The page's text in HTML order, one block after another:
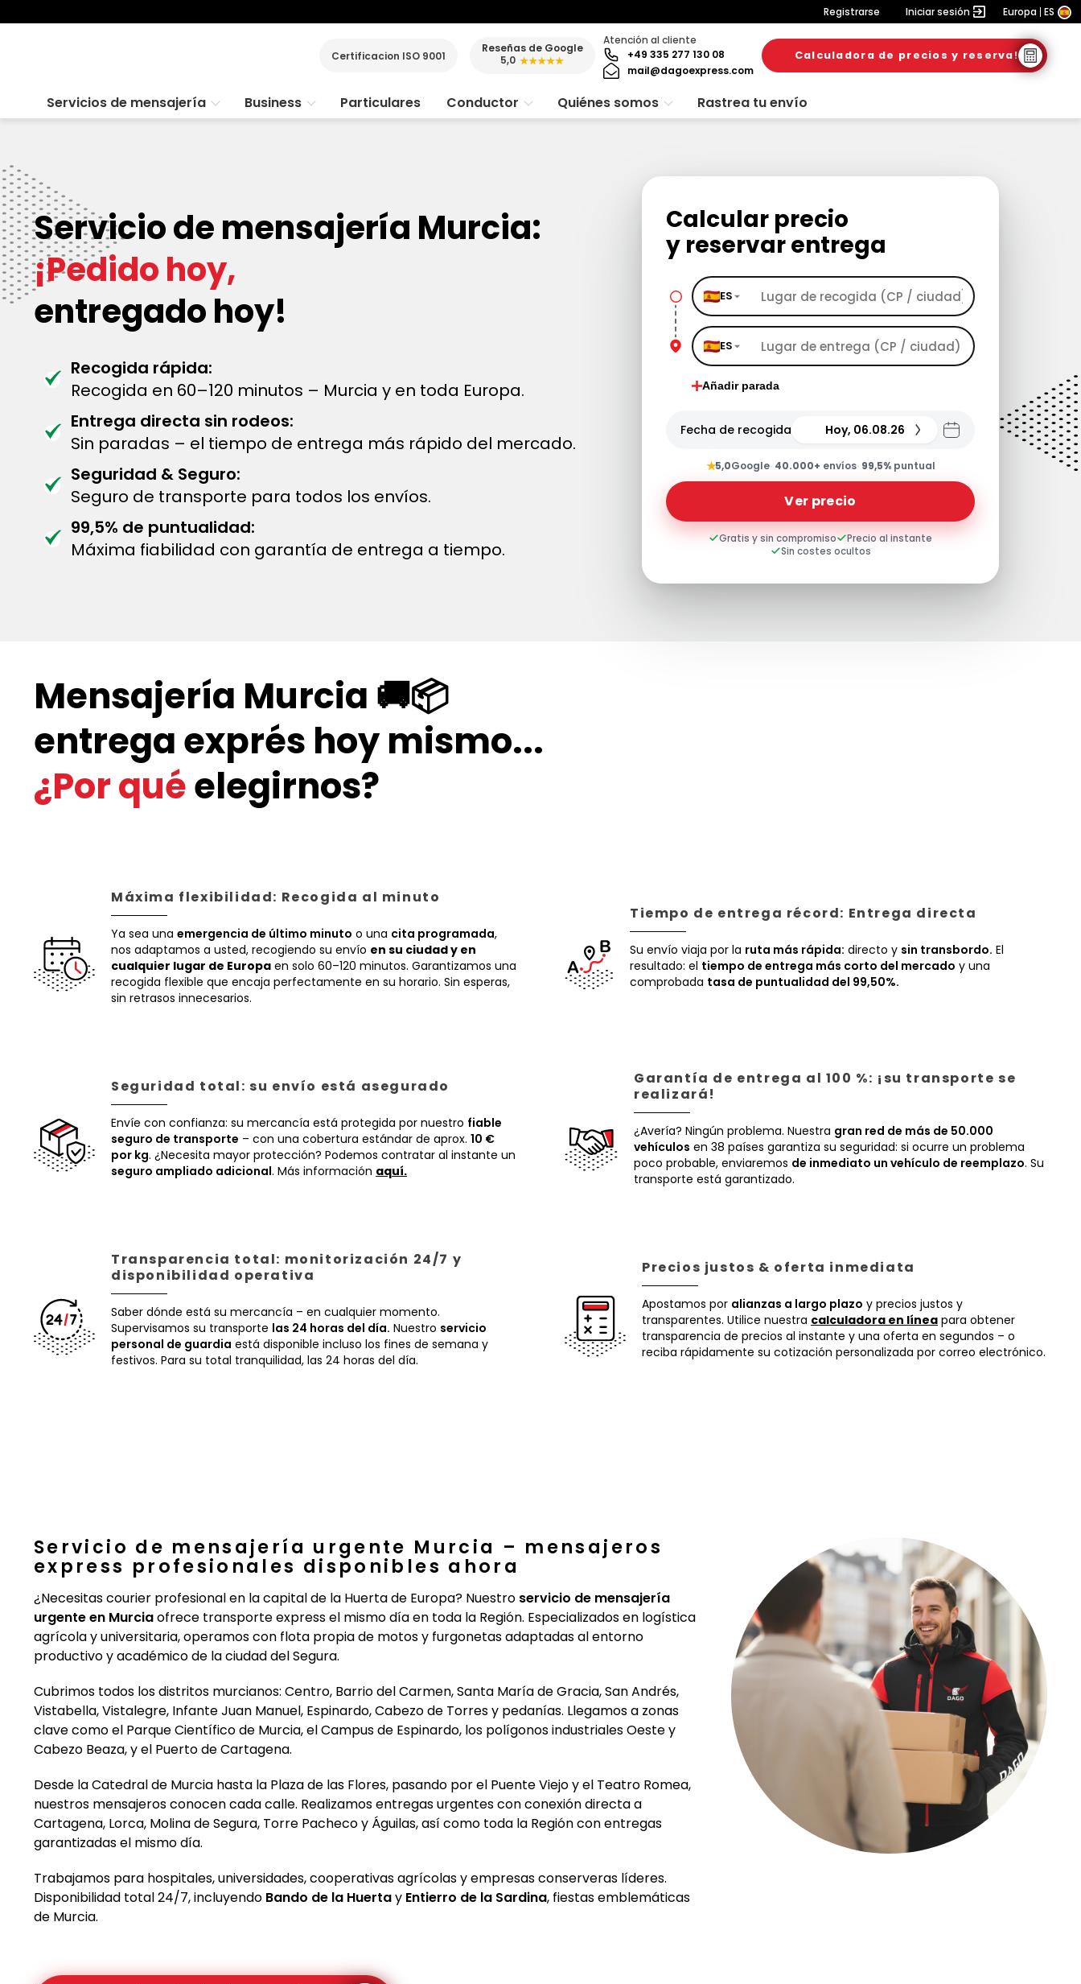
Registrarse Iniciar sesión Europa ES
Certificacion ISO 9001
Reseñas de Google
5,0 ★★★★★
Atención al cliente
+49 335 277 130 08
mail@dagoexpress.com
Calculadora de precios y reserva!
Servicios de mensajería Business Particulares Conductor Quiénes somos Rastrea tu envío
Servicio de mensajería Murcia:
¡Pedido hoy,
entregado hoy!
Recogida rápida:
Recogida en 60–120 minutos – Murcia y en toda Europa.
Entrega directa sin rodeos:
Sin paradas – el tiempo de entrega más rápido del mercado.
Seguridad & Seguro:
Seguro de transporte para todos los envíos.
99,5% de puntualidad:
Máxima fiabilidad con garantía de entrega a tiempo.
Calcular precio
y reservar entrega
ES
ES
Añadir parada
Fecha de recogida Hoy, 06.08.26
★5,0Google· 40.000+ envíos· 99,5%puntual
Ver precio
Gratis y sin compromiso
Precio al instante
Sin costes ocultos
Mensajería Murcia 🚚📦
entrega exprés hoy mismo...
¿Por quéelegirnos?
Máxima flexibilidad: Recogida al minuto
Ya sea una emergencia de último minuto o una cita programada,
nos adaptamos a usted, recogiendo su envío en su ciudad y en
cualquier lugar de Europa en solo 60–120 minutos. Garantizamos una
recogida flexible que encaja perfectamente en su horario. Sin esperas,
sin retrasos innecesarios.
Tiempo de entrega récord: Entrega directa
Su envío viaja por la ruta más rápida: directo y sin transbordo. El
resultado: el tiempo de entrega más corto del mercado y una
comprobada tasa de puntualidad del 99,50%.
Seguridad total: su envío está asegurado
Envíe con confianza: su mercancía está protegida por nuestro fiable
seguro de transporte – con una cobertura estándar de aprox. 10 €
por kg. ¿Necesita mayor protección? Podemos contratar al instante un
seguro ampliado adicional. Más información aquí.
Garantía de entrega al 100 %: ¡su transporte se
realizará!
¿Avería? Ningún problema. Nuestra gran red de más de 50.000
vehículos en 38 países garantiza su seguridad: si ocurre un problema
poco probable, enviaremos de inmediato un vehículo de reemplazo. Su
transporte está garantizado.
Transparencia total: monitorización 24/7 y
disponibilidad operativa
Saber dónde está su mercancía – en cualquier momento.
Supervisamos su transporte las 24 horas del día. Nuestro servicio
personal de guardia está disponible incluso los fines de semana y
festivos. Para su total tranquilidad, las 24 horas del día.
Precios justos & oferta inmediata
Apostamos por alianzas a largo plazo y precios justos y
transparentes. Utilice nuestra calculadora en línea para obtener
transparencia de precios al instante y una oferta en segundos – o
reciba rápidamente su cotización personalizada por correo electrónico.
Servicio de mensajería urgente Murcia – mensajeros
express profesionales disponibles ahora
¿Necesitas courier profesional en la capital de la Huerta de Europa? Nuestro servicio de mensajería
urgente en Murciaofrece transporte express el mismo día en toda la Región. Especializados en logística
agrícola y universitaria, operamos con flota propia de motos y furgonetas adaptadas al entorno
productivo y académico de la ciudad del Segura.
Cubrimos todos los distritos murcianos: Centro, Barrio del Carmen, Santa María de Gracia, San Andrés,
Vistabella, Vistalegre, Infante Juan Manuel, Espinardo, Cabezo de Torres y pedanías. Llegamos a zonas
clave como el Parque Científico de Murcia, el Campus de Espinardo, los polígonos industriales Oeste y
Cabezo Beaza, y el Puerto de Cartagena.
Desde la Catedral de Murcia hasta la Plaza de las Flores, pasando por el Puente Viejo y el Teatro Romea,
nuestros mensajeros conocen cada calle. Realizamos entregas urgentes con conexión directa a
Cartagena, Lorca, Molina de Segura, Torre Pacheco y Águilas, así como toda la Región con entregas
garantizadas el mismo día.
Trabajamos para hospitales, universidades, cooperativas agrícolas y empresas conserveras líderes.
Disponibilidad total 24/7, incluyendo Bando de la Huertay Entierro de la Sardina, fiestas emblemáticas
de Murcia.